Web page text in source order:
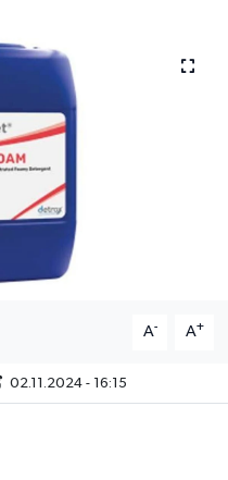
A- A+
02.11.2024 - 16:15